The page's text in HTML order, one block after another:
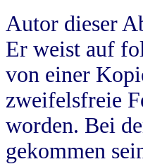
Autor dieser
Er weist auf
von einer
zweifelsfreie
worden. Bei
gekommen